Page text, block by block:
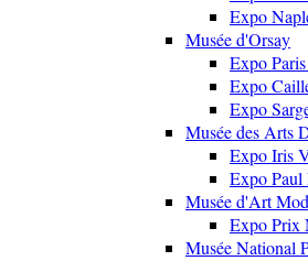
Expo
Musée d'Orsay
Expo
Expo
Expo
Musée des Arts
Expo Iris
Expo Paul
Musée d'Art
Expo Prix
Musée National